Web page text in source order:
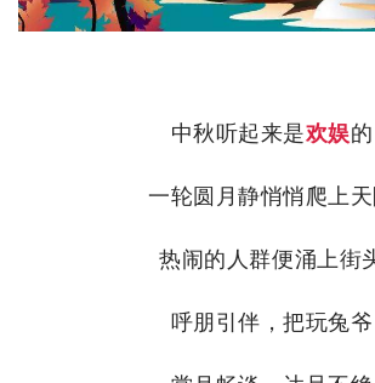
中秋听起来是欢娱的
一轮圆月静悄悄爬上
热闹的人群便涌上街
呼朋引伴，把玩兔爷